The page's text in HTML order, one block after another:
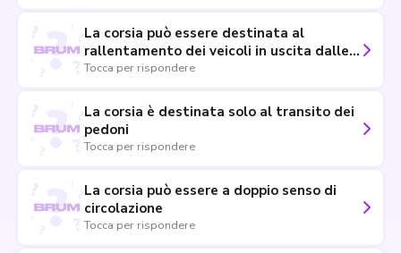
La corsia può essere destinata al
rallentamento dei veicoli in uscita dalle
autostrade
Tocca per rispondere
La corsia è destinata solo al transito dei
pedoni
Tocca per rispondere
La corsia può essere a doppio senso di
circolazione
Tocca per rispondere